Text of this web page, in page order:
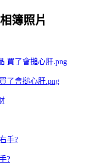
簿照片
了會搥心肝.png
?